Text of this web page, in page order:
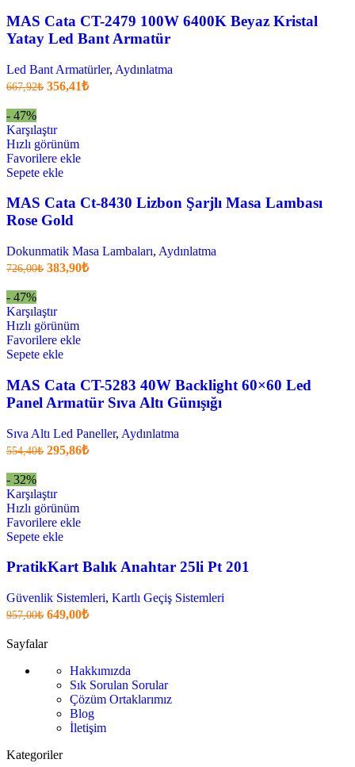
MAS Cata CT-2479 100W 6400K Beyaz Kristal
Yatay Led Bant Armatür
Led Bant Armatürler, Aydınlatma
667,92₺ Orijinal
356,41₺Şu
- 47%
Karşılaştır
Hızlı görünüm
Favorilere ekle
Sepete ekle
MAS Cata Ct-8430 Lizbon Şarjlı Masa Lambası
Rose Gold
Dokunmatik Masa Lambaları, Aydınlatma
726,00₺ Orijinal
383,90₺Şu
- 47%
Karşılaştır
Hızlı görünüm
Favorilere ekle
Sepete ekle
MAS Cata CT-5283 40W Backlight 60×60 Led
Panel Armatür Sıva Altı Günışığı
Sıva Altı Led Paneller, Aydınlatma
554,40₺ Orijinal
295,86₺Şu
- 32%
Karşılaştır
Hızlı görünüm
Favorilere ekle
Sepete ekle
PratikKart Balık Anahtar 25li Pt 201
Güvenlik Sistemleri, Kartlı Geçiş Sistemleri
957,00₺ Orijinal
957,00₺.
649,00₺Şu
.
Sayfalar
Hakkımızda
Sık Sorulan Sorular
Çözüm Ortaklarımız
Blog
İletişim
Kategoriler